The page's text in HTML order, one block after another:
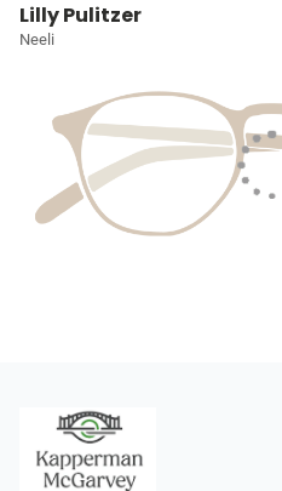
Lilly Pulitzer
Neeli